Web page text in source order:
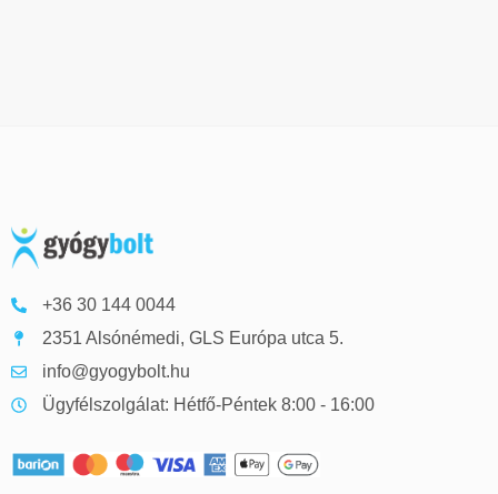
+36 30 144 0044
2351 Alsónémedi, GLS Európa utca 5.
info@gyogybolt.hu
Ügyfélszolgálat: Hétfő-Péntek 8:00 - 16:00